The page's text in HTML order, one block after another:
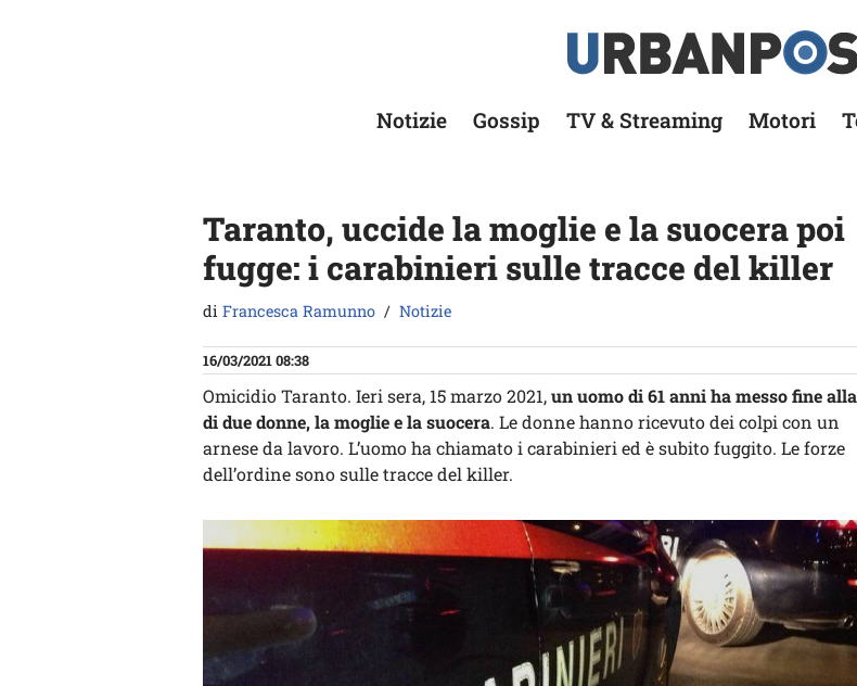
Notizie Gossip TV & Streaming Motori
Taranto, uccide la moglie e la suocera poi
fugge: i carabinieri sulle tracce del killer
di Francesca Ramunno Notizie
16/03/2021 08:38
Omicidio Taranto. Ieri sera, 15 marzo 2021,un uomo di 61 anni ha messo fine
di due donne, la moglie e la suocera. Le donne hanno ricevuto dei colpi con un
arnese da lavoro. L’uomo ha chiamato i carabinieri ed è subito fuggito. Le forze
dell’ordine sono sulle tracce del killer.